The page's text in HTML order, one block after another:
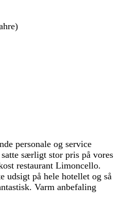
personale og service
særligt stor pris på vores
restaurant Limoncello.
udsigt på hele hotellet og så
Varm anbefaling